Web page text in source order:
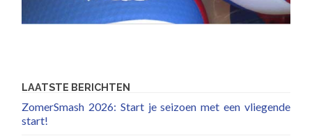
LAATSTE BERICHTEN
ZomerSmash 2026: Start je seizoen met een vliegende
start!